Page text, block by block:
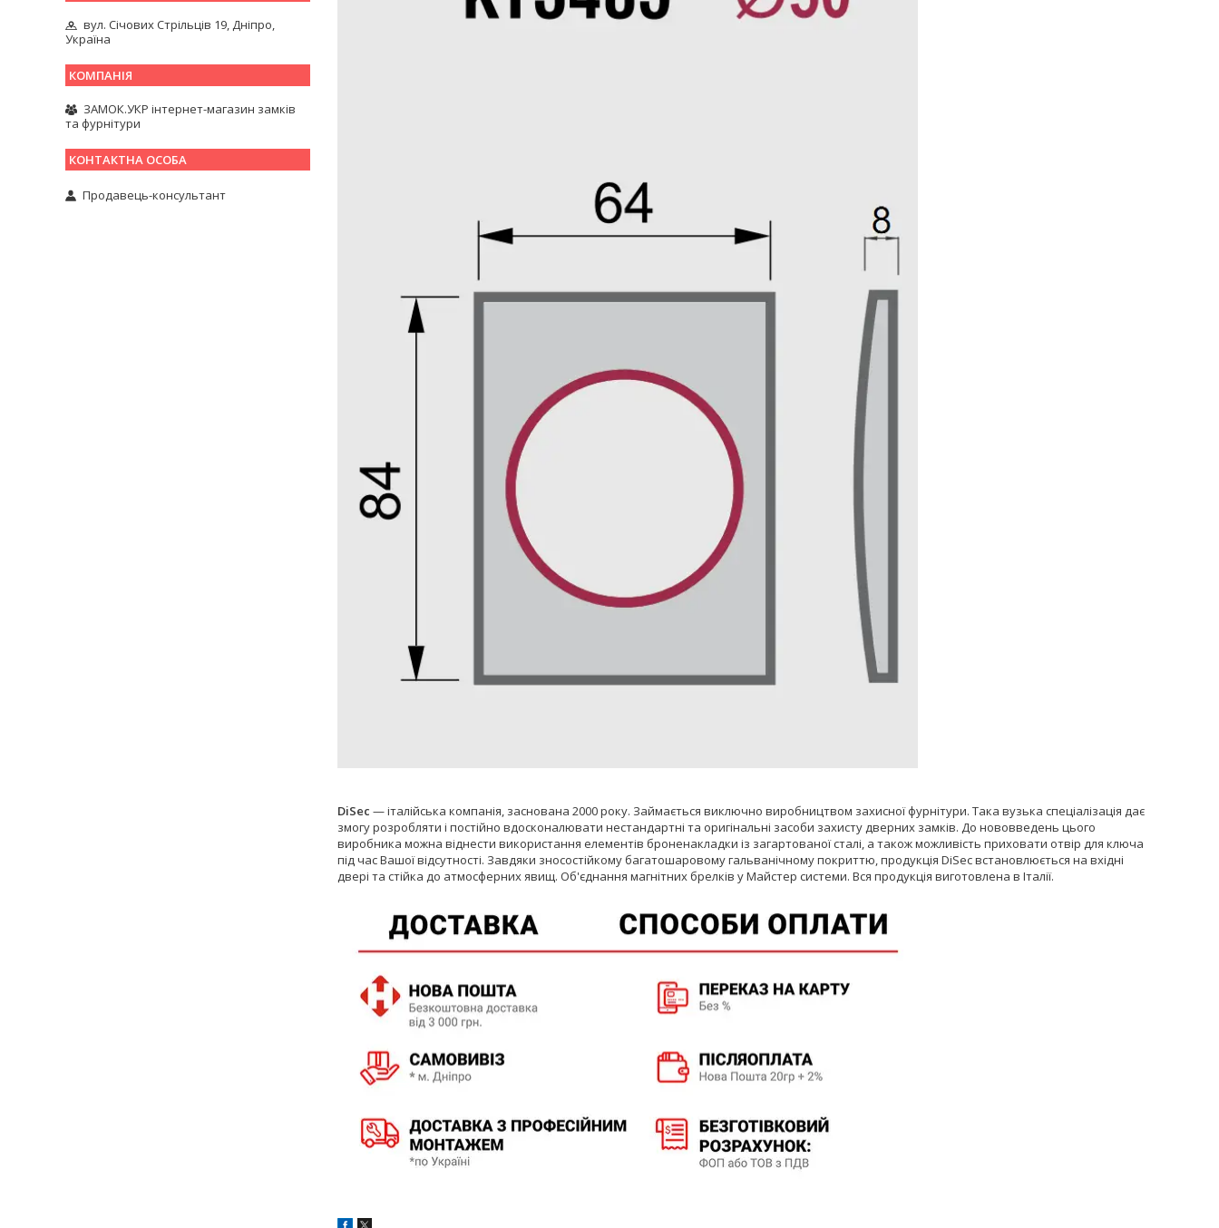
DiSec — італійська компанія, заснована 2000 року. Займається виключно виробництвом захисної фурнітури. Така вузька спеціалізація дає
змогу розробляти і постійно вдосконалювати нестандартні та оригінальні засоби захисту дверних замків. До нововведень цього
виробника можна віднести використання елементів броненакладки із загартованої сталі, а також можливість приховати отвір для ключа
під час Вашої відсутності. Завдяки зносостійкому багатошаровому гальванічному покриттю, продукція DiSec встановлюється на вхідні
двері та стійка до атмосферних явищ. Об'єднання магнітних брелків у Майстер системи. Вся продукція виготовлена в Італії.
вул. Січових Стрільців 19, Дніпро,
Україна
ЗАМОК.УКР інтернет-магазин замків
та фурнітури
Продавець-консультант